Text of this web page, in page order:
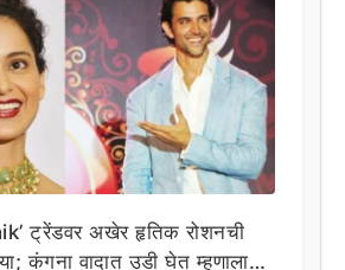
ट्रेंडवर अखेर हृतिक रोशनची
कंगना वादात उडी घेत म्हणाला…